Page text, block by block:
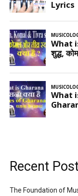
Recent
The Foundation of